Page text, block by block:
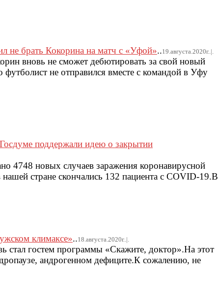
не брать Кокорина на матч с «Уфой»..19.августа.2020г..|.
вновь не сможет дебютировать за свой новый
футболист не отправился вместе с командой в Уфу
поддержали идею о закрытии
4748 новых случаев заражения коронавирусной
стране скончались 132 пациента с COVID-19.В
климаксе»..18.августа.2020г..|.
стал гостем программы «Скажите, доктор».На этот
андрогенном дефиците.К сожалению, не